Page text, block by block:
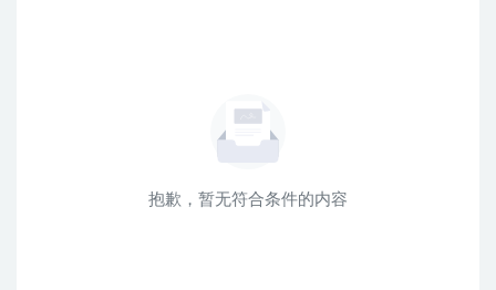
抱歉，暂无符合条件的内容